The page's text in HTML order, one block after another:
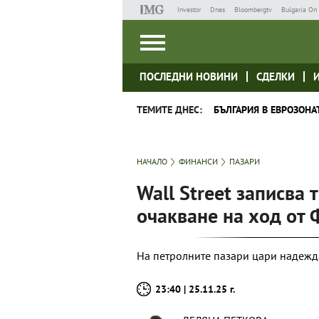
Investor Dnes Bloombergtv Bulgaria On
ПОСЛЕДНИ НОВИНИ СДЕЛКИ
ТЕМИТЕ ДНЕС: БЪЛГАРИЯ В
НАЧАЛО ФИНАНСИ ПАЗАРИ
Wall Street записва
очакване на ход от
На петролните пазари цари
23:40 | 25.11.25 г.